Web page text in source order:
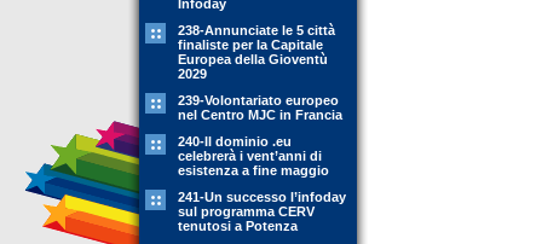
Infoday
238-Annunciate le 5 città
finaliste per la Capitale
Europea della Gioventù
2029
239-Volontariato europeo
nel Centro MJC in Francia
240-Il dominio .eu
celebrerà i vent’anni di
esistenza a fine maggio
241-Un successo l’infoday
sul programma CERV
tenutosi a Potenza